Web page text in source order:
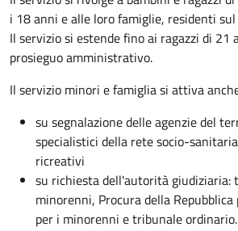
i 18 anni e alle loro famiglie, residenti
Il servizio si estende fino ai ragazzi di 21
prosieguo amministrativo.
Il servizio minori e famiglia si attiva
su segnalazione delle agenzie del
specialistici della rete socio-
ricreativi
su richiesta dell'autorità giudiziaria:
minorenni, Procura della
per i minorenni e tribunale ordinario.